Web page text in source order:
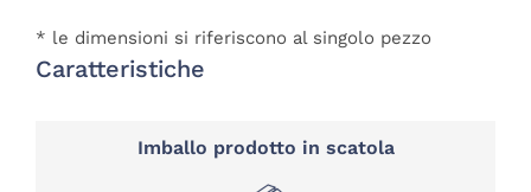
* le dimensioni si riferiscono al singolo pezzo
Caratteristiche
Imballo prodotto in scatola